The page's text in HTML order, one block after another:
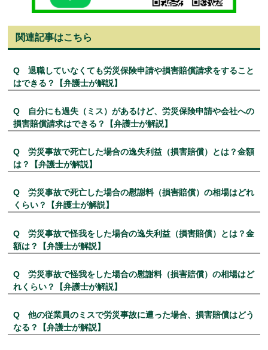
関連記事はこちら
Q 退職していなくても労災保険申請や損害賠償請求をすること
はできる？【弁護士が解説】
Q 自分にも過失（ミス）があるけど、労災保険申請や会社への
損害賠償請求はできる？【弁護士が解説】
Q 労災事故で死亡した場合の逸失利益（損害賠償）とは？金額
は？【弁護士が解説】
Q 労災事故で死亡した場合の慰謝料（損害賠償）の相場はどれ
くらい？【弁護士が解説】
Q 労災事故で怪我をした場合の逸失利益（損害賠償）とは？金
額は？【弁護士が解説】
Q 労災事故で怪我をした場合の慰謝料（損害賠償）の相場はど
れくらい？【弁護士が解説】
Q 他の従業員のミスで労災事故に遭った場合、損害賠償はどう
なる？【弁護士が解説】